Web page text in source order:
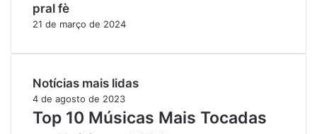
pral fè
21 de março de 2024
Notícias mais lidas
4 de agosto de 2023
Top 10 Músicas Mais Tocadas